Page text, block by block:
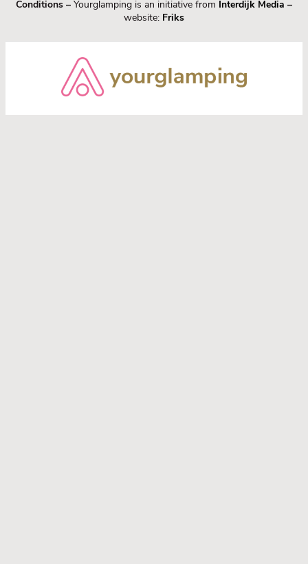
Conditions – Yourglamping is an initiative from Interdijk Media –
website: Friks